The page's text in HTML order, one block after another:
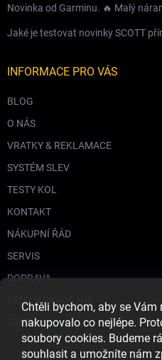
Chtěli bychom, aby se Vám
nakupovalo co nejlépe.
soubory cookies. Budeme
souhlasit a umožníte nám
Novinka od Garminu. 🔥 Malý
Jaké je testovat novinky SCOTT
INFORMACE PRO VÁS
BLOG
O NÁS
VRATKY & REKLAMACE
SYSTÉM SLEV
TESTY KOL
KONTAKT
NÁKUPNÍ ŘÁD
SERVIS
DOPRAVA
CENY V PRODEJNĚ
GDPR